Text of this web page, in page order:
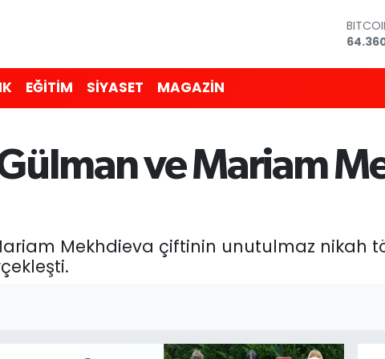
13.887
EĞİTİM SİYASET MAGAZİN
ve Mariam
Mekhdieva çiftinin unutulmaz nikah